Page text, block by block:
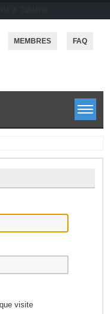
MEMBRES FAQ
visite